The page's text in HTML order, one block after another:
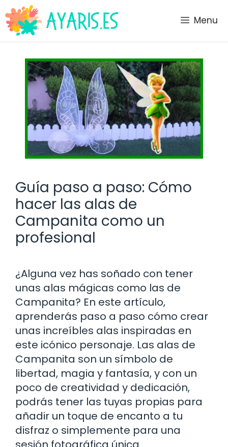
Saltar
al
contenido
Menu
Guía paso a paso: Cómo
hacer las alas de
Campanita como un
profesional
¿Alguna vez has soñado con tener
unas alas mágicas como las de
Campanita? En este artículo,
aprenderás paso a paso cómo crear
unas increíbles alas inspiradas en
este icónico personaje. Las alas de
Campanita son un símbolo de
libertad, magia y fantasía, y con un
poco de creatividad y dedicación,
podrás tener las tuyas propias para
añadir un toque de encanto a tu
disfraz o simplemente para una